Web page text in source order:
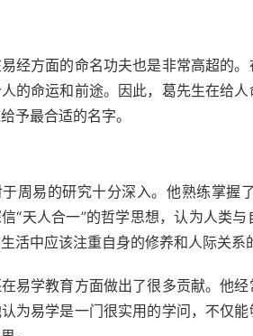
经方面的命名功夫也是非常高超的
的命运和前途。因此，葛先生在给
予最合适的名字。
周易的研究十分深入。他熟练掌握
“天人合一”的哲学思想，认为人类
活中应该注重自身的修养和人际关系
易学教育方面做出了很多贡献。他
为易学是一门很实用的学问，不仅